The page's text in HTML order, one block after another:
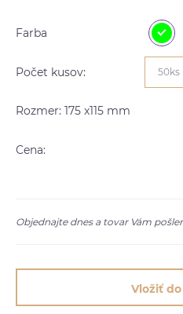
Farba
Počet kusov: 50ks
Rozmer: 175 x115 mm
Cena:
Objednajte dnes a tovar Vám
Vložiť